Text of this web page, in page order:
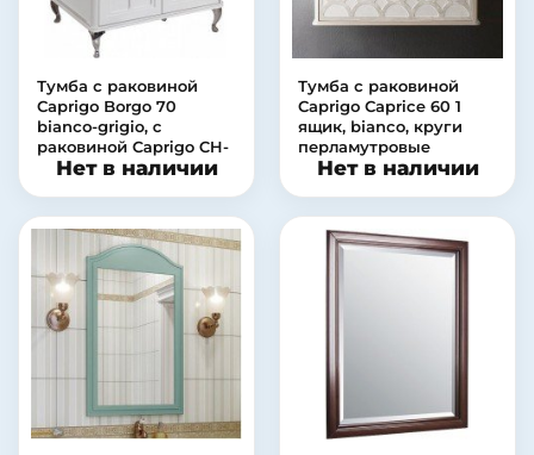
Тумба с раковиной
Caprigo Borgo 70
bianco-grigio, с
раковиной Caprigo CH-
700Нет в наличии
Тумба с раковиной
Caprigo Caprice 60 1
ящик, bianco, круги
перламутровые
Нет в наличии